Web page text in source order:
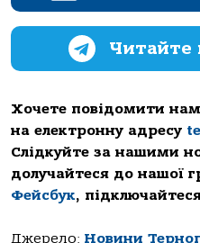
Читайте
Хочете повідомити
на електронну адресу
Слідкуйте за нашими
долучайтеся до нашої
Фейсбук,
Джерело: Новини